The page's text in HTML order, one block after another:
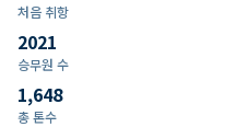
처음 취항
2021
승무원 수
1,648
총 톤수